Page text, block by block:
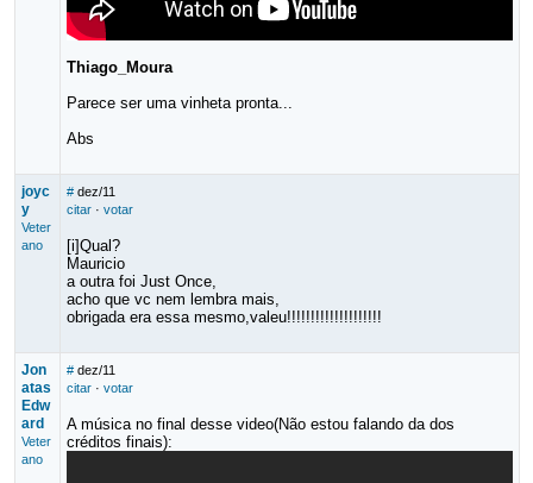
Thiago_Moura
Parece ser uma vinheta pronta...
Abs
joyc
y
Veter
ano
# dez/11
citar· votar
[i]Qual?
Mauricio
a outra foi Just Once,
acho que vc nem lembra mais,
obrigada era essa mesmo,valeu!!!!!!!!!!!!!!!!!!!!
Jon
atas
Edw
ard
Veter
ano
# dez/11
citar· votar
A música no final desse video(Não estou falando da dos
créditos finais):